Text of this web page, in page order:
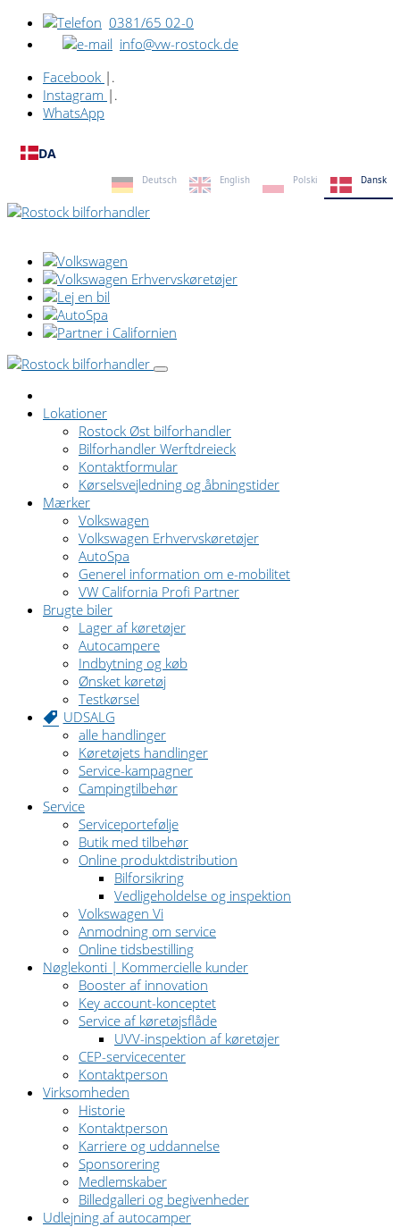
0381/65 02-0
info@vw-rostock.de
Facebook |.
Instagram |.
WhatsApp
DA
Deutsch English Polski Dansk
Lokationer
Rostock Øst bilforhandler
Bilforhandler Werftdreieck
Kontaktformular
Kørselsvejledning og åbningstider
Mærker
Volkswagen
Volkswagen Erhvervskøretøjer
AutoSpa
Generel information om e-mobilitet
VW California Profi Partner
Brugte biler
Lager af køretøjer
Autocampere
Indbytning og køb
Ønsket køretøj
Testkørsel
UDSALG
alle handlinger
Køretøjets handlinger
Service-kampagner
Campingtilbehør
Service
Serviceportefølje
Butik med tilbehør
Online produktdistribution
Bilforsikring
Vedligeholdelse og inspektion
Volkswagen Vi
Anmodning om service
Online tidsbestilling
Nøglekonti | Kommercielle kunder
Booster af innovation
Key account-konceptet
Service af køretøjsflåde
UVV-inspektion af køretøjer
CEP-servicecenter
Kontaktperson
Virksomheden
Historie
Kontaktperson
Karriere og uddannelse
Sponsorering
Medlemskaber
Billedgalleri og begivenheder
Udlejning af autocamper